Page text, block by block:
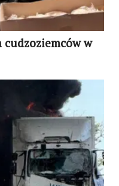
cudzoziemców w